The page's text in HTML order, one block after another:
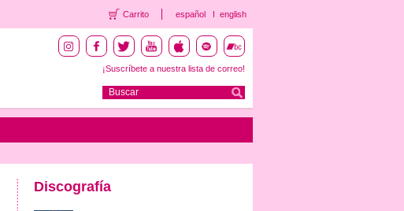
Carrito español english
¡Suscríbete a nuestra lista de correo!
Discografía